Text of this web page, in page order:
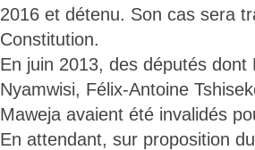
2016 et détenu. Son cas sera
Constitution.
En juin 2013, des députés
Nyamwisi, Félix-Antoine
Maweja avaient été invalidés
En attendant, sur proposition